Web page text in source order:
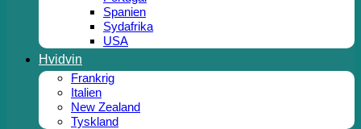
Spanien
Sydafrika
USA
Hvidvin
Frankrig
Italien
New Zealand
Tyskland